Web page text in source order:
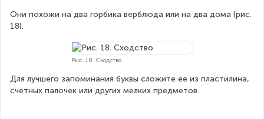
Они похожи на два горбика верблюда или на два дома (рис.
18).
Рис. 18. Сходство
Для лучшего запоминания буквы сложите ее из пластилина,
счетных палочек или других мелких предметов.